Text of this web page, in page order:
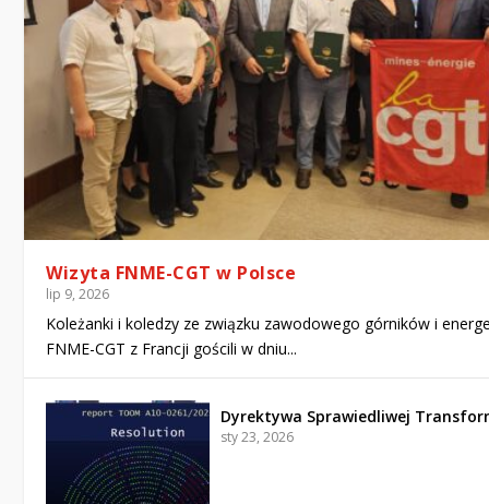
Wizyta FNME-CGT w Polsce
lip 9, 2026
Koleżanki i koledzy ze związku zawodowego górników i
FNME-CGT z Francji gościli w dniu...
Dyrektywa Sprawiedliwej
sty 23, 2026